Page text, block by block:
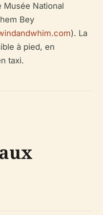
National
Bey
). La
à pied, en
taxi.